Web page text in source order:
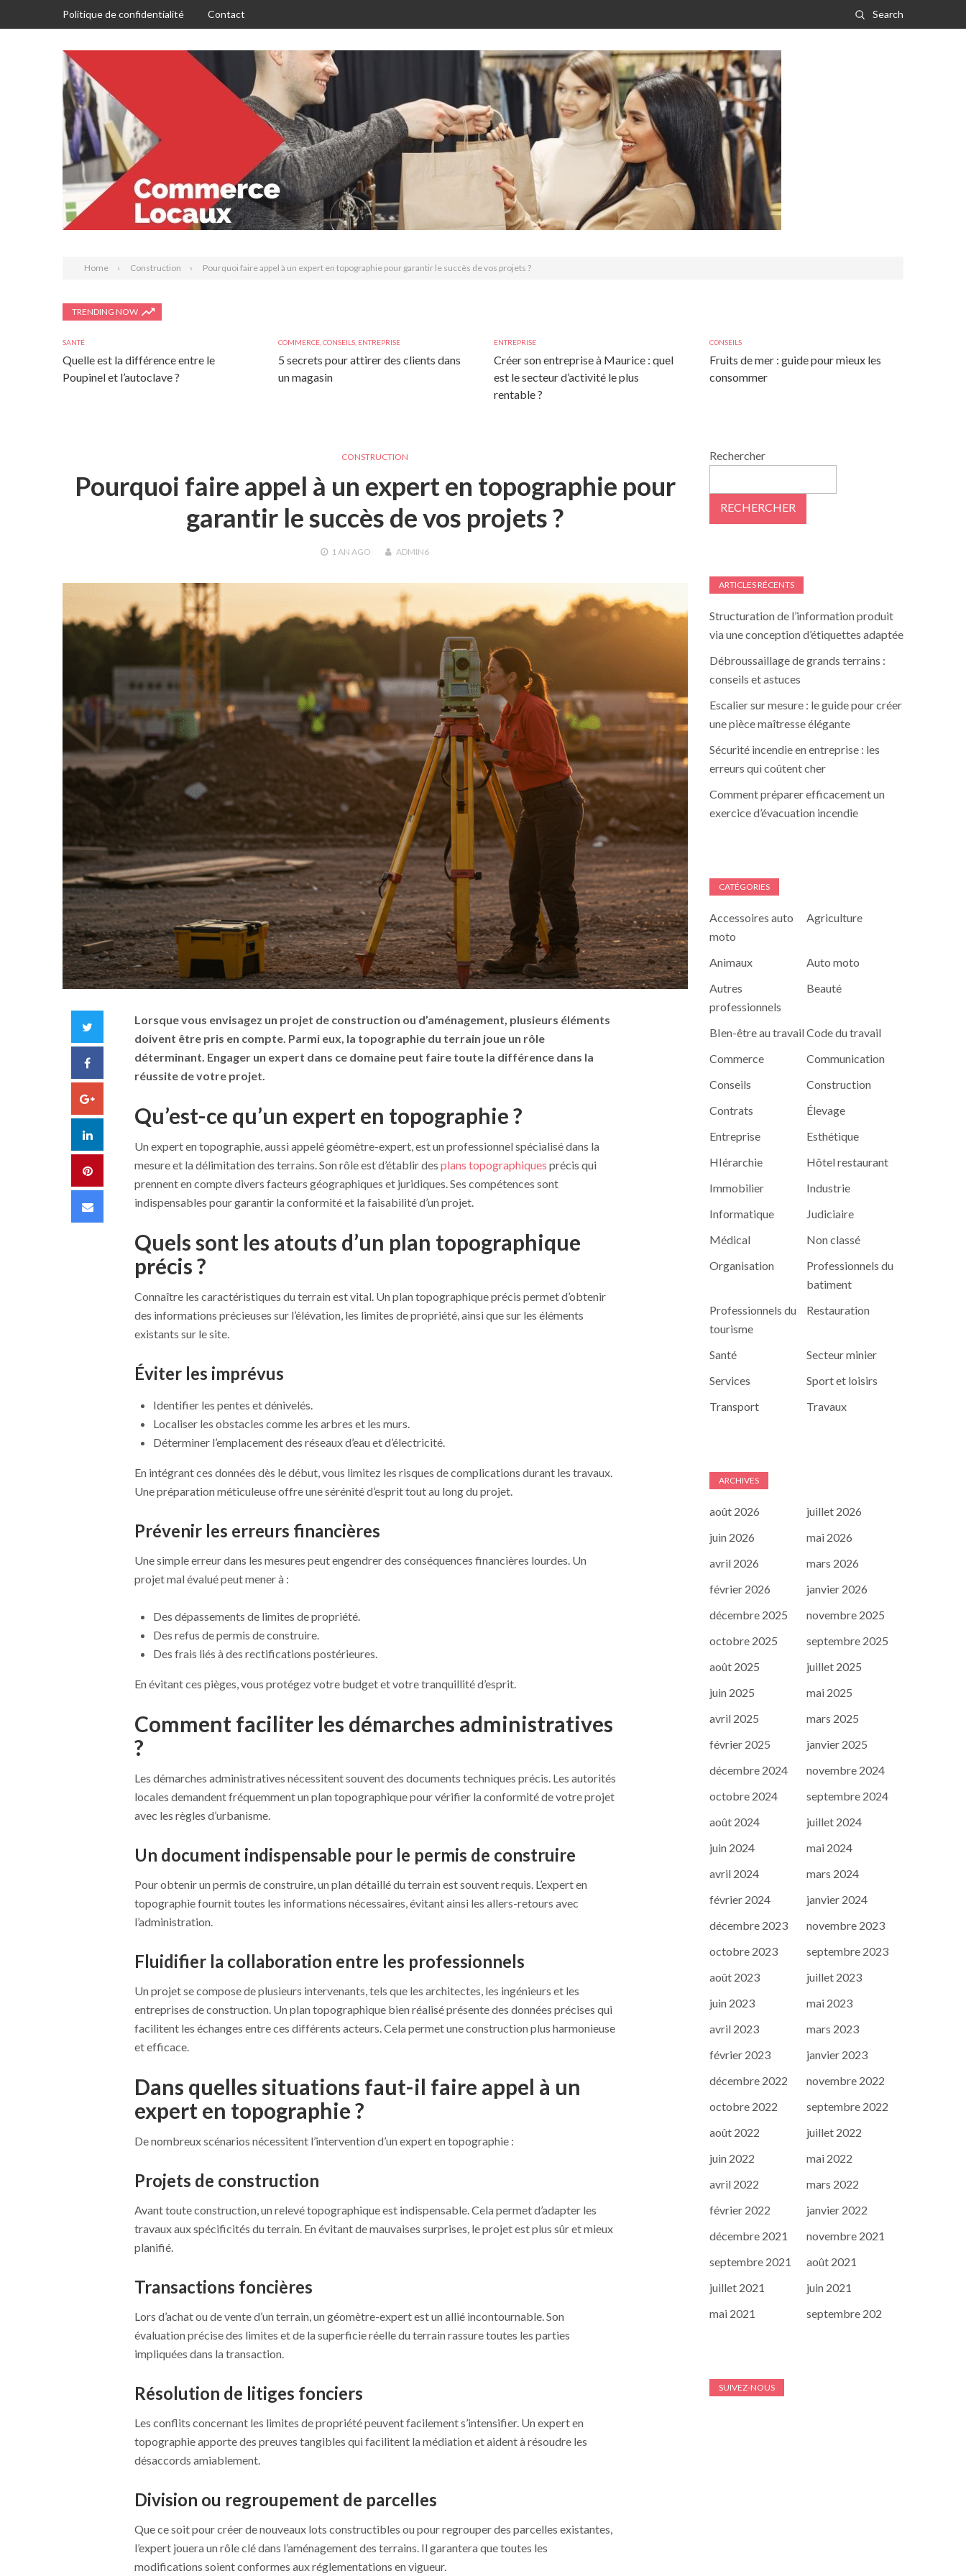
Politique de confidentialité Contact Search
Home Construction Pourquoi faire appel à un expert en topographie pour garantir le succès de vos projets ?
TRENDING NOW
SANTÉ
Quelle est la différence entre le
Poupinel et l’autoclave ?
COMMERCE CONSEILS ENTREPRISE
5 secrets pour attirer des clients dans
un magasin
ENTREPRISE
Créer son entreprise à Maurice : quel
est le secteur d’activité le plus
rentable ?
CONSEILS
Fruits de mer : guide pour mieux les
consommer
CONSTRUCTION
Pourquoi faire appel à un expert en topographie pour
garantir le succès de vos projets ?
1 AN AGO ADMIN6
Facebook
Google+
LinkedIn
Pinterest
Email
Lorsque vous envisagez un projet de construction ou d’aménagement, plusieurs éléments
doivent être pris en compte. Parmi eux, la topographie du terrain joue un rôle
déterminant. Engager un expert dans ce domaine peut faire toute la différence dans la
réussite de votre projet.
Qu’est-ce qu’un expert en topographie ?
Un expert en topographie, aussi appelé géomètre-expert, est un professionnel spécialisé dans la
mesure et la délimitation des terrains. Son rôle est d’établir des plans topographiques précis qui
prennent en compte divers facteurs géographiques et juridiques. Ses compétences sont
indispensables pour garantir la conformité et la faisabilité d’un projet.
Quels sont les atouts d’un plan topographique
précis ?
Connaître les caractéristiques du terrain est vital. Un plan topographique précis permet d’obtenir
des informations précieuses sur l’élévation, les limites de propriété, ainsi que sur les éléments
existants sur le site.
Éviter les imprévus
Identifier les pentes et dénivelés.
Localiser les obstacles comme les arbres et les murs.
Déterminer l’emplacement des réseaux d’eau et d’électricité.
En intégrant ces données dès le début, vous limitez les risques de complications durant les travaux.
Une préparation méticuleuse offre une sérénité d’esprit tout au long du projet.
Prévenir les erreurs financières
Une simple erreur dans les mesures peut engendrer des conséquences financières lourdes. Un
projet mal évalué peut mener à :
Des dépassements de limites de propriété.
Des refus de permis de construire.
Des frais liés à des rectifications postérieures.
En évitant ces pièges, vous protégez votre budget et votre tranquillité d’esprit.
Comment faciliter les démarches administratives
?
Les démarches administratives nécessitent souvent des documents techniques précis. Les autorités
locales demandent fréquemment un plan topographique pour vérifier la conformité de votre projet
avec les règles d’urbanisme.
Un document indispensable pour le permis de construire
Pour obtenir un permis de construire, un plan détaillé du terrain est souvent requis. L’expert en
topographie fournit toutes les informations nécessaires, évitant ainsi les allers-retours avec
l’administration.
Fluidifier la collaboration entre les professionnels
Un projet se compose de plusieurs intervenants, tels que les architectes, les ingénieurs et les
entreprises de construction. Un plan topographique bien réalisé présente des données précises qui
facilitent les échanges entre ces différents acteurs. Cela permet une construction plus harmonieuse
et efficace.
Dans quelles situations faut-il faire appel à un
expert en topographie ?
De nombreux scénarios nécessitent l’intervention d’un expert en topographie :
Projets de construction
Avant toute construction, un relevé topographique est indispensable. Cela permet d’adapter les
travaux aux spécificités du terrain. En évitant de mauvaises surprises, le projet est plus sûr et mieux
planifié.
Transactions foncières
Lors d’achat ou de vente d’un terrain, un géomètre-expert est un allié incontournable. Son
évaluation précise des limites et de la superficie réelle du terrain rassure toutes les parties
impliquées dans la transaction.
Résolution de litiges fonciers
Les conflits concernant les limites de propriété peuvent facilement s’intensifier. Un expert en
topographie apporte des preuves tangibles qui facilitent la médiation et aident à résoudre les
désaccords amiablement.
Division ou regroupement de parcelles
Que ce soit pour créer de nouveaux lots constructibles ou pour regrouper des parcelles existantes,
l’expert jouera un rôle clé dans l’aménagement des terrains. Il garantera que toutes les
modifications soient conformes aux réglementations en vigueur.
Rechercher
RECHERCHER
ARTICLES RÉCENTS
Structuration de l’information produit
via une conception d’étiquettes adaptée
Débroussaillage de grands terrains :
conseils et astuces
Escalier sur mesure : le guide pour créer
une pièce maîtresse élégante
Sécurité incendie en entreprise : les
erreurs qui coûtent cher
Comment préparer efficacement un
exercice d’évacuation incendie
CATÉGORIES
Accessoires auto
moto
Agriculture
Animaux
Auto moto
Autres
professionnels
Beauté
BIen-être au travailCode du travail
Commerce
Communication
Conseils
Construction
Contrats
Élevage
Entreprise
Esthétique
HIérarchie
Hôtel restaurant
Immobilier
Industrie
Informatique
Judiciaire
Médical
Non classé
Organisation
Professionnels du
batiment
Professionnels du
tourisme
Restauration
Santé
Secteur minier
Services
Sport et loisirs
Transport
Travaux
ARCHIVES
août 2026
juillet 2026
juin 2026
mai 2026
avril 2026
mars 2026
février 2026
janvier 2026
décembre 2025
novembre 2025
octobre 2025
septembre 2025
août 2025
juillet 2025
juin 2025
mai 2025
avril 2025
mars 2025
février 2025
janvier 2025
décembre 2024
novembre 2024
octobre 2024
septembre 2024
août 2024
juillet 2024
juin 2024
mai 2024
avril 2024
mars 2024
février 2024
janvier 2024
décembre 2023
novembre 2023
octobre 2023
septembre 2023
août 2023
juillet 2023
juin 2023
mai 2023
avril 2023
mars 2023
février 2023
janvier 2023
décembre 2022
novembre 2022
octobre 2022
septembre 2022
août 2022
juillet 2022
juin 2022
mai 2022
avril 2022
mars 2022
février 2022
janvier 2022
décembre 2021
novembre 2021
septembre 2021
août 2021
juillet 2021
juin 2021
mai 2021
septembre 202
SUIVEZ-NOUS